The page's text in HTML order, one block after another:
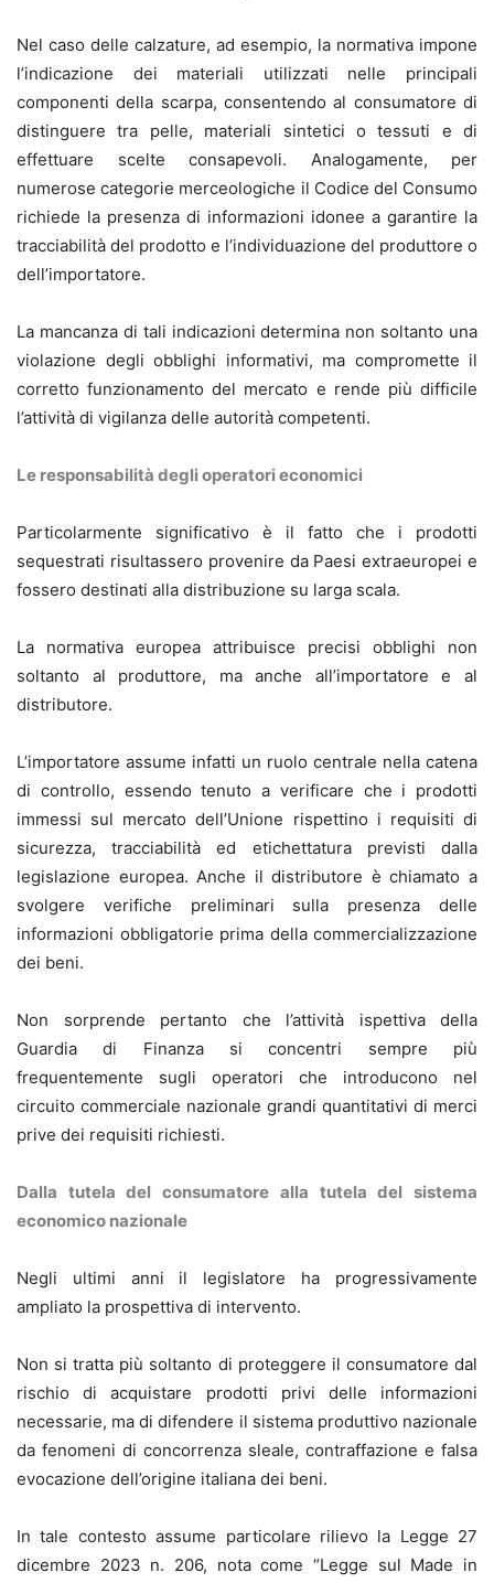
Nel caso delle calzature, ad esempio, la normativa impone
l’indicazione dei materiali utilizzati nelle principali
componenti della scarpa, consentendo al consumatore di
distinguere tra pelle, materiali sintetici o tessuti e di
effettuare scelte consapevoli. Analogamente, per
numerose categorie merceologiche il Codice del Consumo
richiede la presenza di informazioni idonee a garantire la
tracciabilità del prodotto e l’individuazione del produttore o
dell’importatore.
La mancanza di tali indicazioni determina non soltanto una
violazione degli obblighi informativi, ma compromette il
corretto funzionamento del mercato e rende più difficile
l’attività di vigilanza delle autorità competenti.
Le responsabilità degli operatori economici
Particolarmente significativo è il fatto che i prodotti
sequestrati risultassero provenire da Paesi extraeuropei e
fossero destinati alla distribuzione su larga scala.
La normativa europea attribuisce precisi obblighi non
soltanto al produttore, ma anche all’importatore e al
distributore.
L’importatore assume infatti un ruolo centrale nella catena
di controllo, essendo tenuto a verificare che i prodotti
immessi sul mercato dell’Unione rispettino i requisiti di
sicurezza, tracciabilità ed etichettatura previsti dalla
legislazione europea. Anche il distributore è chiamato a
svolgere verifiche preliminari sulla presenza delle
informazioni obbligatorie prima della commercializzazione
dei beni.
Non sorprende pertanto che l’attività ispettiva della
Guardia di Finanza si concentri sempre più
frequentemente sugli operatori che introducono nel
circuito commerciale nazionale grandi quantitativi di merci
prive dei requisiti richiesti.
Dalla tutela del consumatore alla tutela del sistema
economico nazionale
Negli ultimi anni il legislatore ha progressivamente
ampliato la prospettiva di intervento.
Non si tratta più soltanto di proteggere il consumatore dal
rischio di acquistare prodotti privi delle informazioni
necessarie, ma di difendere il sistema produttivo nazionale
da fenomeni di concorrenza sleale, contraffazione e falsa
evocazione dell’origine italiana dei beni.
In tale contesto assume particolare rilievo la Legge 27
dicembre 2023 n. 206, nota come “Legge sul Made in